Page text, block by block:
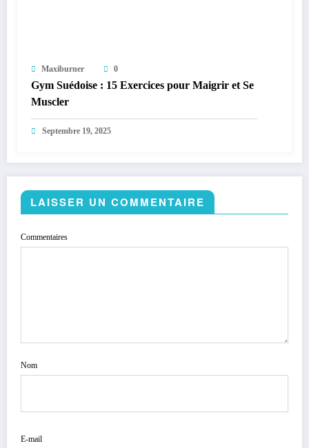
Maxiburner 0
Gym Suédoise : 15 Exercices pour Maigrir et Se
Muscler
Septembre 19, 2025
LAISSER UN COMMENTAIRE
Commentaires
Nom
E-mail